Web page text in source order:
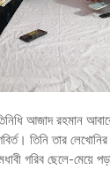
আজাদ রহমান আবারো
তিনি তার
গরিব ছেলে-মেয়ে